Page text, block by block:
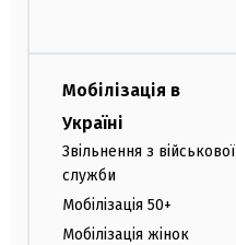
Мобілізація в
Україні
Звільнення з військової
служби
Мобілізація 50+
Мобілізація жінок